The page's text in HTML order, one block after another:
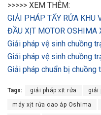
>>>>> XEM THÊM:
GIẢI PHÁP TẨY RỬA KHU
ĐẦU XỊT MOTOR OSHIMA
Giải pháp vệ sinh chuồng
Giải pháp vệ sinh chuồng
Giải pháp chuẩn bị chuồng
Tags: giải pháp xịt rửa giải
máy xịt rửa cao áp Oshima